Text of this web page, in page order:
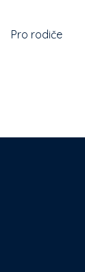
Pro rodiče